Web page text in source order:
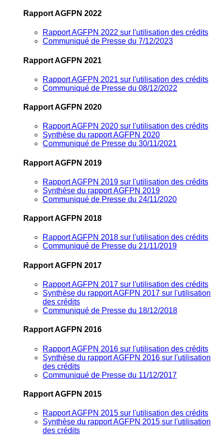
Rapport AGFPN 2022
Rapport AGFPN 2022 sur l'utilisation des crédits
Communiqué de Presse du 7/12/2023
Rapport AGFPN 2021
Rapport AGFPN 2021 sur l'utilisation des crédits
Communiqué de Presse du 08/12/2022
Rapport AGFPN 2020
Rapport AGFPN 2020 sur l'utilisation des crédits
Synthèse du rapport AGFPN 2020
Communiqué de Presse du 30/11/2021
Rapport AGFPN 2019
Rapport AGFPN 2019 sur l'utilisation des crédits
Synthèse du rapport AGFPN 2019
Communiqué de Presse du 24/11/2020
Rapport AGFPN 2018
Rapport AGFPN 2018 sur l'utilisation des crédits
Communiqué de Presse du 21/11/2019
Rapport AGFPN 2017
Rapport AGFPN 2017 sur l'utilisation des crédits
Synthèse du rapport AGFPN 2017 sur l'utilisation
des crédits
Communiqué de Presse du 18/12/2018
Rapport AGFPN 2016
Rapport AGFPN 2016 sur l'utilisation des crédits
Synthèse du rapport AGFPN 2016 sur l'utilisation
des crédits
Communiqué de Presse du 11/12/2017
Rapport AGFPN 2015
Rapport AGFPN 2015 sur l'utilisation des crédits
Synthèse du rapport AGFPN 2015 sur l'utilisation
des crédits